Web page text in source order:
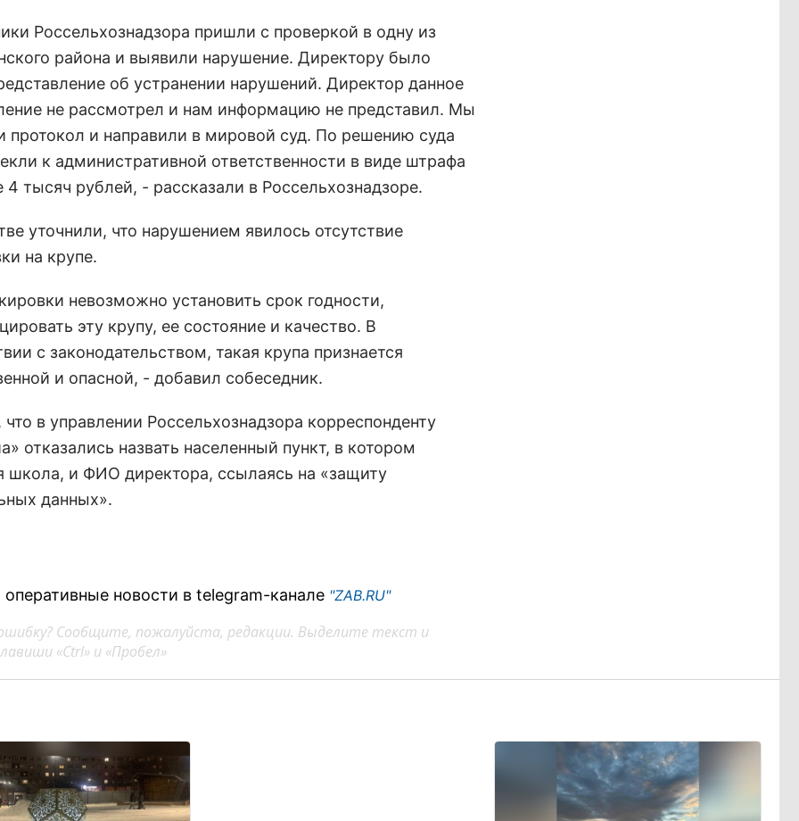
Россельхознадзора пришли с проверкой в одну из
района и выявили нарушение. Директору было
об устранении нарушений. Директор данное
не рассмотрел и нам информацию не представил. Мы
протокол и направили в мировой суд. По решению суда
к административной ответственности в виде штрафа
4 тысяч рублей, - рассказали в Россельхознадзоре.
уточнили, что нарушением явилось отсутствие
на крупе.
невозможно установить срок годности,
эту крупу, ее состояние и качество. В
с законодательством, такая крупа признается
и опасной, - добавил собеседник.
в управлении Россельхознадзора корреспонденту
отказались назвать населенный пункт, в котором
школа, и ФИО директора, ссылаясь на «защиту
данных».
новости в telegram-канале "ZAB.RU"
Сообщите, пожалуйста, редакции. Выделите текст и
«Ctrl» и «Пробел»